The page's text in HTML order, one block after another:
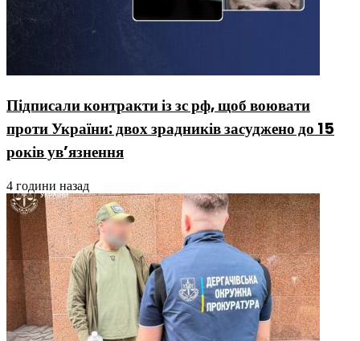
Підписали контракти із зс рф, щоб воювати
проти України: двох зрадників засуджено до 15
років ув’язнення
4 години назад